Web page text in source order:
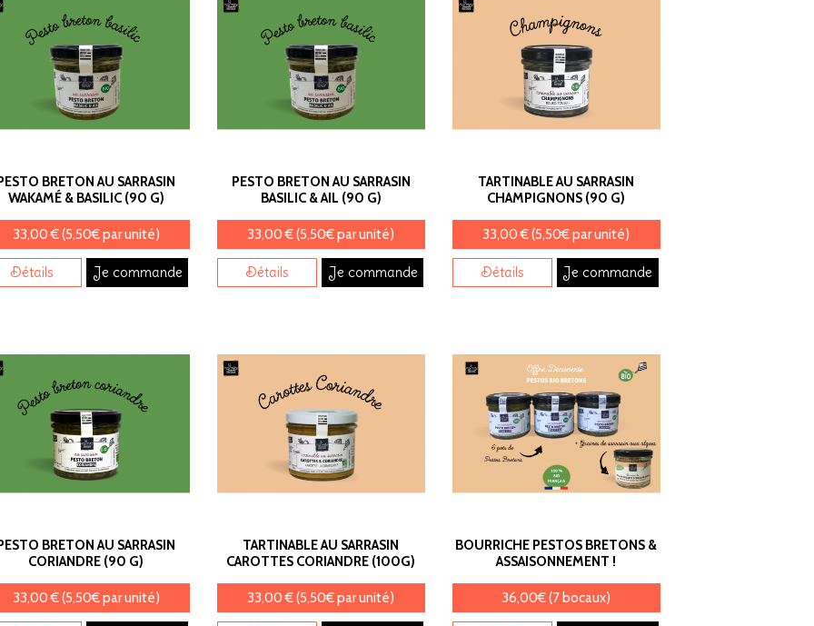
BRETON AU SARRASIN
WAKAMÉ & BASILIC (90 G)
33,00 € (5,50€ par unité)
Détails Je commande
PESTO BRETON AU SARRASIN
BASILIC & AIL (90 G)
33,00 € (5,50€ par unité)
Détails Je commande
TARTINABLE AU SARRASIN
CHAMPIGNONS (90 G)
33,00 € (5,50€ par unité)
Détails Je commande
BRETON AU SARRASIN
CORIANDRE (90 G)
33,00 € (5,50€ par unité)
TARTINABLE AU SARRASIN
CAROTTES CORIANDRE (100G)
33,00 € (5,50€ par unité)
BOURRICHE PESTOS BRETONS &
ASSAISONNEMENT !
36,00€ (7 bocaux)